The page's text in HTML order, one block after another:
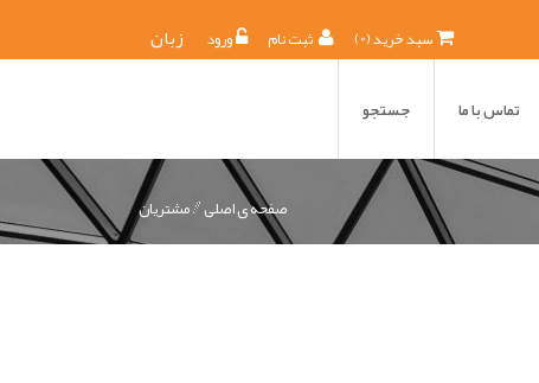
زبان ورود ثبت نام (0 ) سبد خرید
تماس با ما جستجو
صفحه ی اصلی مشتريان